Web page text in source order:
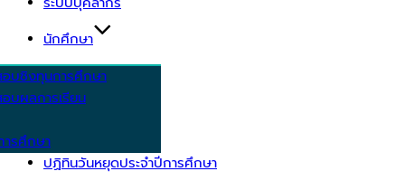
นักศึกษา
บชิงทุนการศึกษา
บผลการเรียน
รศึกษา
ปฏิทินวันหยุดประจำปีการศึกษา